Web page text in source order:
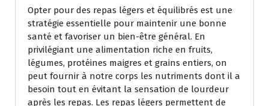
Opter pour des repas légers et équilibrés est une
stratégie essentielle pour maintenir une bonne
santé et favoriser un bien-être général. En
privilégiant une alimentation riche en fruits,
légumes, protéines maigres et grains entiers, on
peut fournir à notre corps les nutriments dont il a
besoin tout en évitant la sensation de lourdeur
après les repas. Les repas légers permettent de